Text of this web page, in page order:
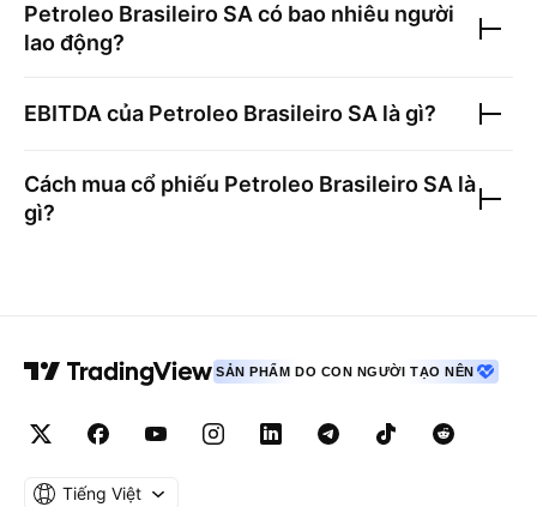
Petroleo Brasileiro SA có bao nhiêu người
lao động?
EBITDA của Petroleo Brasileiro SA là gì?
Cách mua cổ phiếu Petroleo Brasileiro SA là
gì?
SẢN PHẨM DO CON NGƯỜI TẠO NÊN
Tiếng Việt